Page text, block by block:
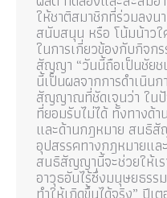
ให้ชาติสมาชิกที่ร่วมลงน
สนับสนุน หรือ โน้มน้าวใ
ในการเกี่ยวข้องกับกิจก
สัญญา “วันนี้ถือเป็นชัย
นี้เป็นผลจากการดำเนิน
สัญญาณที่ชัดเจนว่า ใน
ที่ยอมรับไม่ได้ ทั้งทางด้
และด้านกฎหมาย สนธิ
อุปสรรคทางกฎหมายแล
สนธิสัญญานี้จะช่วยให้เ
อาวุธอันไร้ซึ่งมนุษยธรร